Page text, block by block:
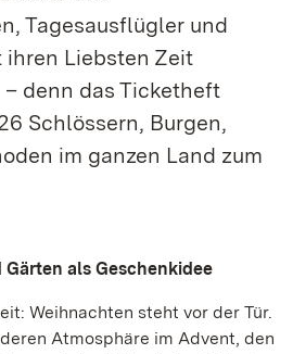
Tagesausflügler und
ihren Liebsten Zeit
denn das Ticketheft
Schlössern, Burgen,
im ganzen Land zum
als Geschenkidee
Weihnachten steht vor der Tür.
Atmosphäre im Advent, den